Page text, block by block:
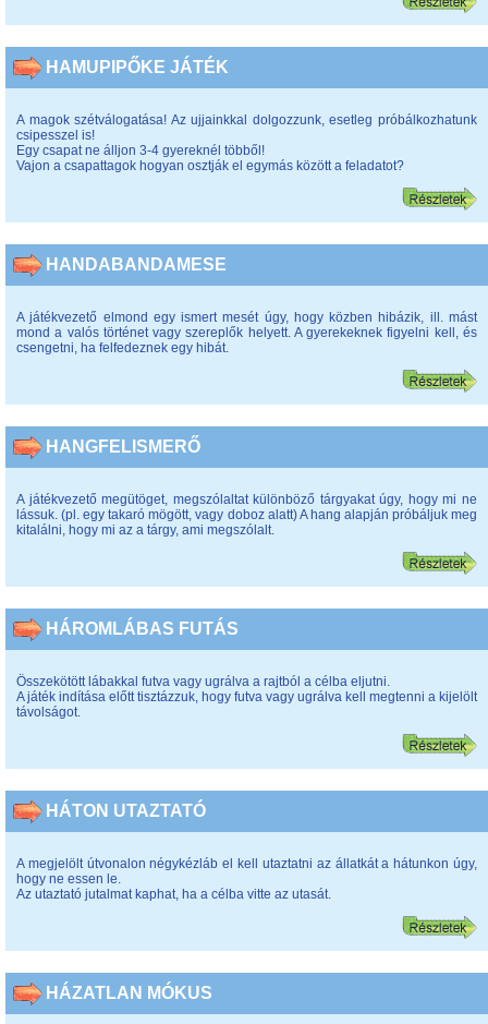
HAMUPIPŐKE JÁTÉK
A magok szétválogatása! Az ujjainkkal dolgozzunk, esetleg próbálkozhatunk
csipesszel is!
Egy csapat ne álljon 3-4 gyereknél többől!
Vajon a csapattagok hogyan osztják el egymás között a feladatot?
HANDABANDAMESE
A játékvezető elmond egy ismert mesét úgy, hogy közben hibázik, ill. mást
mond a valós történet vagy szereplők helyett. A gyerekeknek figyelni kell, és
csengetni, ha felfedeznek egy hibát.
HANGFELISMERŐ
A játékvezető megütöget, megszólaltat különböző tárgyakat úgy, hogy mi ne
lássuk. (pl. egy takaró mögött, vagy doboz alatt) A hang alapján próbáljuk meg
kitalálni, hogy mi az a tárgy, ami megszólalt.
HÁROMLÁBAS FUTÁS
Összekötött lábakkal futva vagy ugrálva a rajtból a célba eljutni.
A játék indítása előtt tisztázzuk, hogy futva vagy ugrálva kell megtenni a kijelölt
távolságot.
HÁTON UTAZTATÓ
A megjelölt útvonalon négykézláb el kell utaztatni az állatkát a hátunkon úgy,
hogy ne essen le.
Az utaztató jutalmat kaphat, ha a célba vitte az utasát.
HÁZATLAN MÓKUS